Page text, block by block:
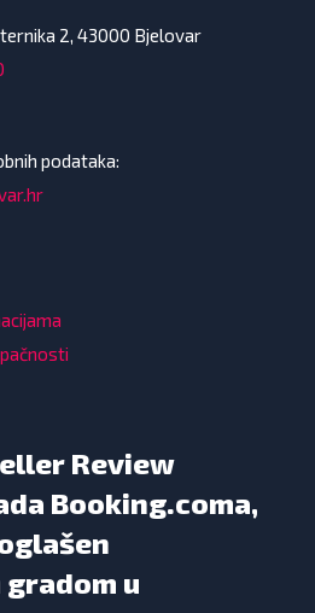
2, 43000 Bjelovar
podataka:
Review
Booking.coma,
u